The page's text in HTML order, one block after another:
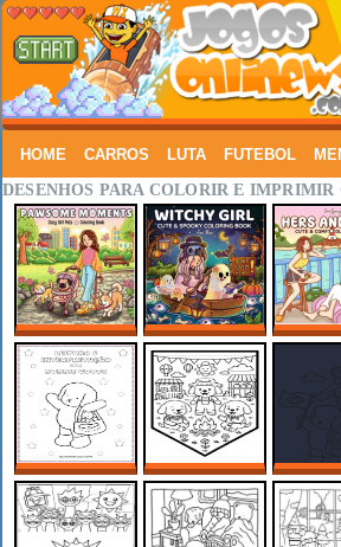
HOME CARROS LUTA FUTEBOL
DESENHOS PARA COLORIR E IMPRIMIR
PAWSOME
MOMENTS
DESENHOS PARA
COLORIR
WITCHY GIRL
DESENHOS PARA
COLORIR E
RELAXAR
HERS
CADERNO DE
ATIVIDADES
LEITURA E
INTERPRETAÇÃO
COM BOBBIE
GOODS
BOBBIE GOODS DE
FESTA JUNINA
E SE
BRASIL?
GOODS E
DE